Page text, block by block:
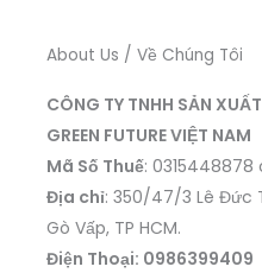
About Us / Về Chúng Tôi
CÔNG TY TNHH SẢN
GREEN FUTURE VIỆT NAM
Mã Số Thuế: 0315448878
Địa chỉ: 350/47/3 Lê Đức
Gò Vấp, TP HCM.
Điện Thoại: 0986399409